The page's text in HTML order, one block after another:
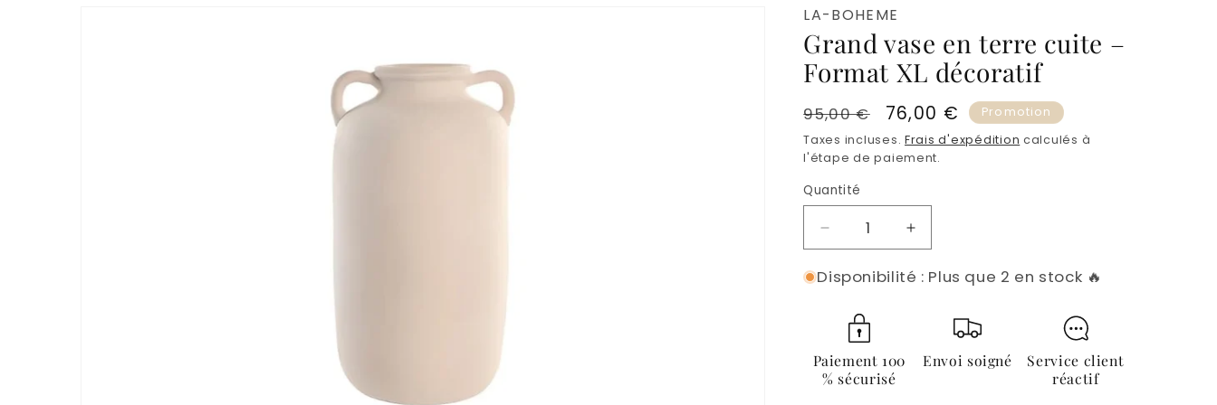
LA-BOHEME
Grand vase en terre cuite –
Format XL décoratif
Prix
habituel
95,00 €
Prix
promotionnel
76,00 €
Promotion
Taxes incluses.Frais d'expédition calculés à
l'étape de paiement.
Quantité
Quantité
Réduire
la
quantité
Grand
vase
en
terre
Augmenter
la
quantité
Grand
en
Disponibilité : Plus que 2 en stock 🔥
Paiement 100
% sécurisé
Envoi soigné
Service client
réactif